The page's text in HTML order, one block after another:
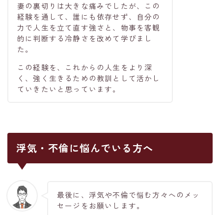
妻の裏切りは大きな痛みでしたが、この
経験を通して、誰にも依存せず、自分の
力で人生を立て直す強さと、物事を客観
的に判断する冷静さを改めて学びまし
た。
この経験を、これからの人生をより深
く、強く生きるための教訓として活かし
ていきたいと思っています。
浮気・不倫に悩んでいる方へ
最後に、浮気や不倫で悩む方々へのメッ
セージをお願いします。